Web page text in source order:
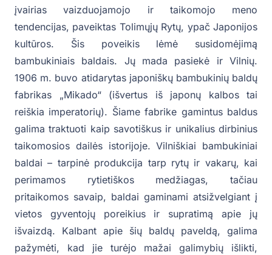
įvairias vaizduojamojo ir taikomojo meno
tendencijas, paveiktas Tolimųjų Rytų, ypač Japonijos
kultūros. Šis poveikis lėmė susidomėjimą
bambukiniais baldais. Jų mada pasiekė ir Vilnių.
1906 m. buvo atidarytas japoniškų bambukinių baldų
fabrikas „Mikado“ (išvertus iš japonų kalbos tai
reiškia imperatorių). Šiame fabrike gamintus baldus
galima traktuoti kaip savotiškus ir unikalius dirbinius
taikomosios dailės istorijoje. Vilniškiai bambukiniai
baldai – tarpinė produkcija tarp rytų ir vakarų, kai
perimamos rytietiškos medžiagas, tačiau
pritaikomos savaip, baldai gaminami atsižvelgiant į
vietos gyventojų poreikius ir supratimą apie jų
išvaizdą. Kalbant apie šių baldų paveldą, galima
pažymėti, kad jie turėjo mažai galimybių išlikti,